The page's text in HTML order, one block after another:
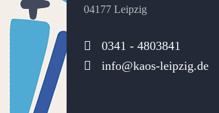
04177 Leipzig
0341 - 4803841
info@kaos-leipzig.de